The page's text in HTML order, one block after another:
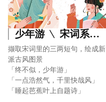
少年游 ﹨ 宋词系列 ①· Poetic Imagery
撷取宋词里的三两短句，绘成新
派古风图景
「终不似，少年游」
「一点浩然气，千里快哉风」
「睡起芭蕉叶上自题诗」